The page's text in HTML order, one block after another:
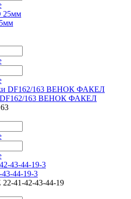
DF162/163 ВЕНОК ФАКЕЛ
44-19-3
22-41-42-43-44-19